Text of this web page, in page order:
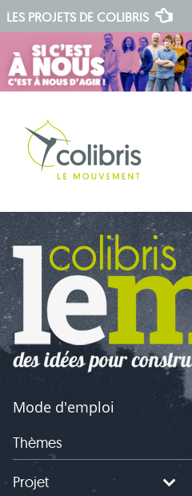
LES PROJETS DE COLIBRIS
Mode d'emploi
Thèmes
Projet